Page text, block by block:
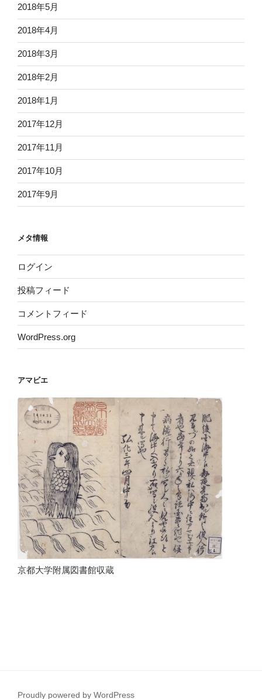
2018年5月
2018年4月
2018年3月
2018年2月
2018年1月
2017年12月
2017年11月
2017年10月
2017年9月
メタ情報
ログイン
投稿フィード
コメントフィード
WordPress.org
アマビエ
京都大学附属図書館収蔵
Proudly powered by WordPress